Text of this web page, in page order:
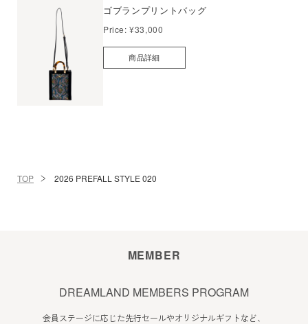
ゴブランプリントバッグ
Price:¥33,000
商品詳細
TOP 2026 PREFALL STYLE 020
MEMBER
DREAMLAND MEMBERS PROGRAM
会員ステージに応じた先行セールやオリジナルギフトなど、